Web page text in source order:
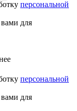
персональной
для
персональной
для